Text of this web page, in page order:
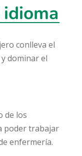
idioma
conlleva el
dominar el
de los
poder trabajar
enfermería.